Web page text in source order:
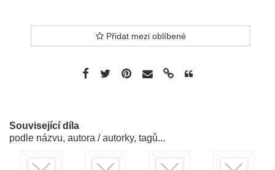
Přidat mezi oblíbené
Související díla
podle názvu, autora / autorky, tagů...